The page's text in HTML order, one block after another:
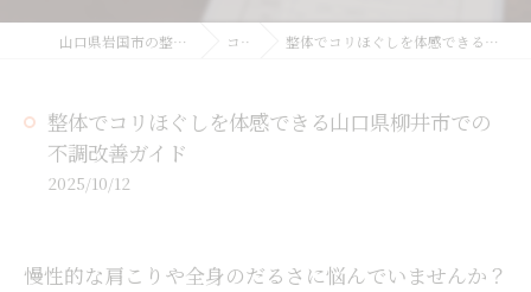
山口県岩国市の整体ならyukicoサロン コラム 整体でコリほぐしを体感できる山口県柳井市での不調改善ガイド
整体でコリほぐしを体感できる山口県柳井市での
不調改善ガイド
2025/10/12
慢性的な肩こりや全身のだるさに悩んでいませんか？